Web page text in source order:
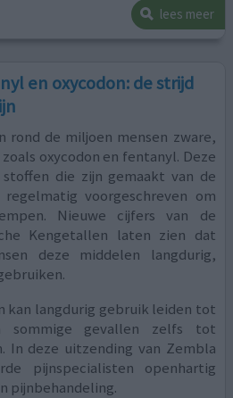
lees meer
en oxycodon: de strijd
rond de miljoen mensen zware,
oxycodon en fentanyl. Deze
die zijn gemaakt van de
voorgeschreven om
Nieuwe cijfers van de
Kengetallen laten zien dat
deze middelen langdurig,
kan langdurig gebruik leiden tot
sommige gevallen zelfs tot
In deze uitzending van Zembla
pijnspecialisten openhartig
pijnbehandeling.